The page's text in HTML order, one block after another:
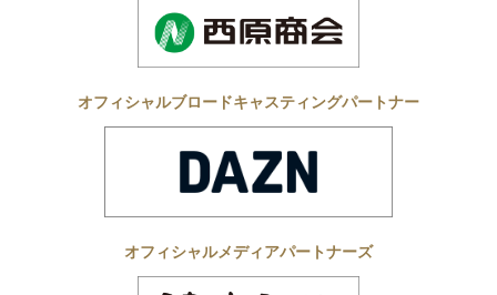
オフィシャルブロードキャスティングパートナー
オフィシャルメディアパートナーズ